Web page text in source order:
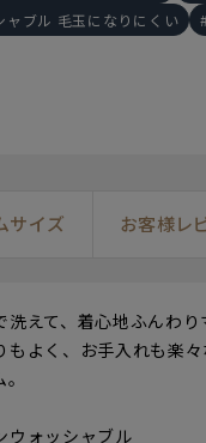
ャブル 毛玉になりにくい
サイズ お客様レ
洗えて、着心地ふんわ
もよく、お手入れも楽
ウォッシャブル